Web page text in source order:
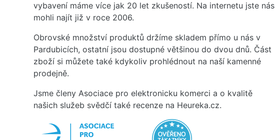
vybavení máme více jak 20 let zkušeností. Na internetu jste nás
mohli najít již v roce 2006.
Obrovské množství produktů držíme skladem přímo u nás v
Pardubicích, ostatní jsou dostupné většinou do dvou dnů. Část
zboží si můžete také kdykoliv prohlédnout na naší kamenné
prodejně.
Jsme členy Asociace pro elektronicku komerci a o kvalitě
našich služeb svědčí také recenze na Heureka.cz.